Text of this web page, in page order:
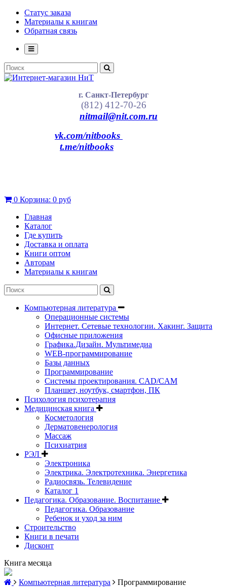
Статус заказа
Материалы к книгам
Обратная связь
г. Санкт-Петербург
(812) 412-70-26
nitmail@nit.com.ru
vk.com/nitbooks
t.me/nitbooks
0 Корзина: 0 руб
Главная
Каталог
Где купить
Доставка и оплата
Книги оптом
Авторам
Материалы к книгам
Компьютерная литература
Операционные системы
Интернет. Сетевые технологии. Хакинг. Защита
Офисные приложения
Графика.Дизайн. Мультимедиа
WEB-программирование
Базы данных
Программирование
Системы проектирования. CAD/CAM
Планшет, ноутбук, смартфон, ПК
Психология психотерапия
Медицинская книга
Косметология
Дерматовенерология
Массаж
Психиатрия
РЭЛ
Электроника
Электрика. Электротехника. Энергетика
Радиосвязь. Телевидение
Каталог 1
Педагогика. Образование. Воспитание
Педагогика. Образование
Ребенок и уход за ним
Строительство
Книги в печати
Дисконт
Книга месяца
Компьютерная литература Программирование